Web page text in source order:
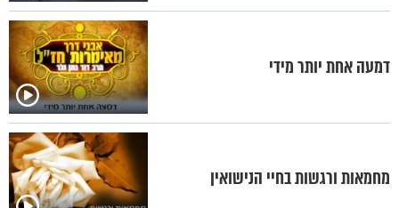
דמעה אחת יותר מידי
מחמאות ורגשות בחיי הנישואין